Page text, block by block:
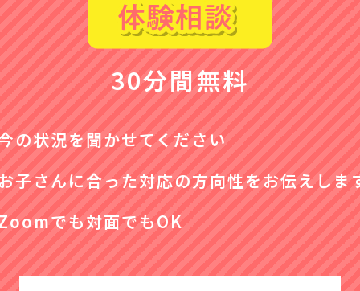
30分間無料
の状況を聞かせてください
子さんに合った対応の方向性をお伝えしま
でも対面でもOK